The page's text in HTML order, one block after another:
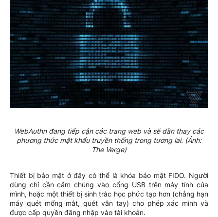
WebAuthn đang tiếp cận các trang web và sẽ dần thay các
phương thức mật khẩu truyền thống trong tương lai. (Ảnh:
The Verge)
Thiết bị bảo mật ở đây có thể là khóa bảo mật FIDO. Người
dùng chỉ cần cắm chúng vào cổng USB trên máy tính của
mình, hoặc một thiết bị sinh trắc học phức tạp hơn (chẳng hạn
máy quét mống mắt, quét vân tay) cho phép xác minh và
được cấp quyền đăng nhập vào tài khoản.